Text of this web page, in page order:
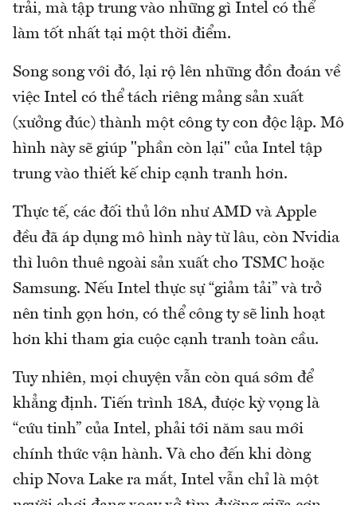
trải, mà tập trung vào những gì Intel có thể
làm tốt nhất tại một thời điểm.
Song song với đó, lại rộ lên những đồn đoán về
việc Intel có thể tách riêng mảng sản xuất
(xưởng đúc) thành một công ty con độc lập. Mô
hình này sẽ giúp "phần còn lại" của Intel tập
trung vào thiết kế chip cạnh tranh hơn.
Thực tế, các đối thủ lớn như AMD và Apple
đều đã áp dụng mô hình này từ lâu, còn Nvidia
thì luôn thuê ngoài sản xuất cho TSMC hoặc
Samsung. Nếu Intel thực sự “giảm tải” và trở
nên tinh gọn hơn, có thể công ty sẽ linh hoạt
hơn khi tham gia cuộc cạnh tranh toàn cầu.
Tuy nhiên, mọi chuyện vẫn còn quá sớm để
khẳng định. Tiến trình 18A, được kỳ vọng là
“cứu tinh” của Intel, phải tới năm sau mới
chính thức vận hành. Và cho đến khi dòng
chip Nova Lake ra mắt, Intel vẫn chỉ là một